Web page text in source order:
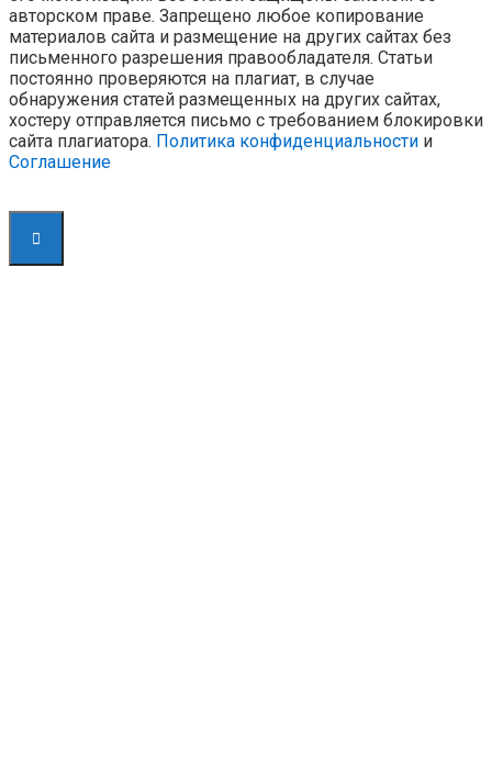
авторском праве. Запрещено любое копирование
материалов сайта и размещение на других сайтах без
письменного разрешения правообладателя. Статьи
постоянно проверяются на плагиат, в случае
обнаружения статей размещенных на других сайтах,
хостеру отправляется письмо с требованием блокировки
сайта плагиатора. Политика конфиденциальности и
Соглашение